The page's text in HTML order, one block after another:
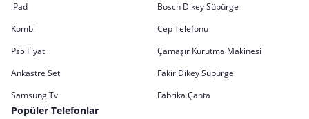
iPad
Bosch Dikey Süpürge
Kombi
Cep Telefonu
Ps5 Fiyat
Çamaşır Kurutma Makinesi
Ankastre Set
Fakir Dikey Süpürge
Samsung Tv
Fabrika Çanta
Popüler Telefonlar